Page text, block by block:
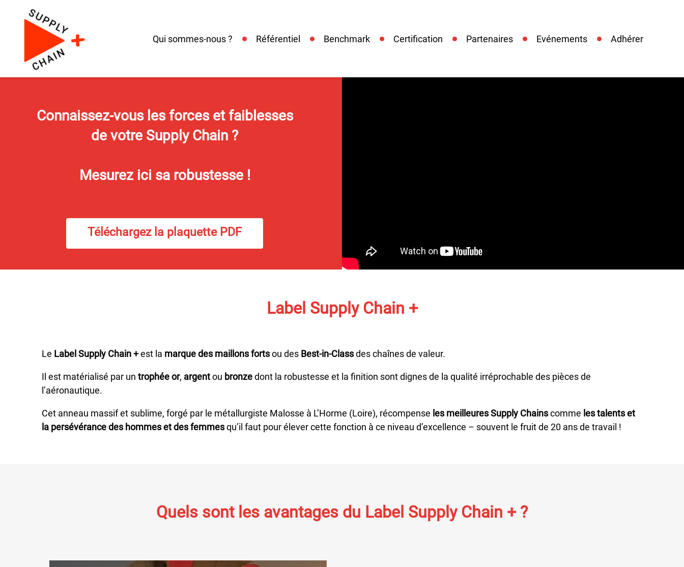
Qui sommes-nous ? Référentiel Benchmark Certification Partenaires Evénements Adhérer
Connaissez-vous les forces et faiblesses
de votre Supply Chain ?
Mesurez ici sa robustesse !
Téléchargez la plaquette PDF
Label Supply Chain +
Le Label Supply Chain +est la marque des maillons fortsou des Best-in-Classdes chaînes de valeur.
Il est matérialisé par un trophée or, argentou bronzedont la robustesse et la finition sont dignes de la qualité irréprochable des pièces de
l’aéronautique.
Cet anneau massif et sublime, forgé par le métallurgiste Malosse à L’Horme (Loire), récompense les meilleures Supply Chainscomme les talents et
la persévérance des hommes et des femmesqu’il faut pour élever cette fonction à ce niveau d’excellence – souvent le fruit de 20 ans de travail !
Quels sont les avantages du Label Supply Chain + ?